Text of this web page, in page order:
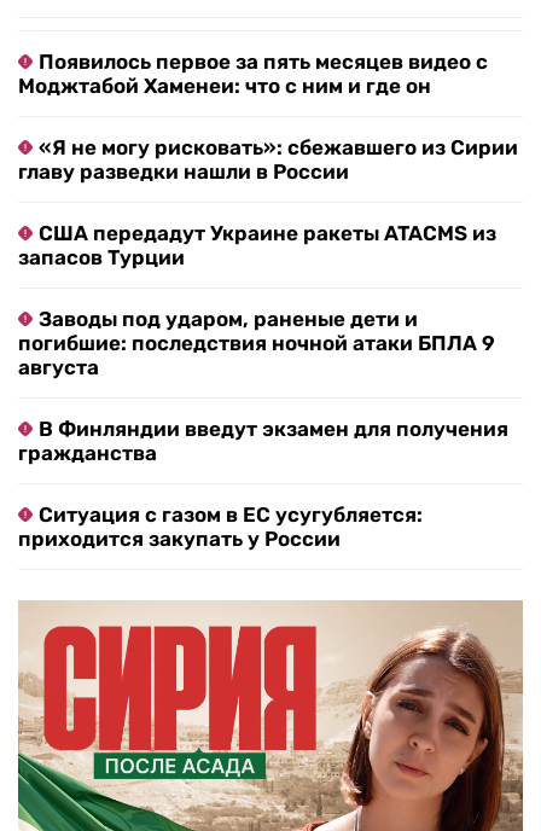
Появилось первое за пять месяцев видео с
Моджтабой Хаменеи: что с ним и где он
«Я не могу рисковать»: сбежавшего из Сирии
главу разведки нашли в России
США передадут Украине ракеты ATACMS из
запасов Турции
Заводы под ударом, раненые дети и
погибшие: последствия ночной атаки БПЛА 9
августа
В Финляндии введут экзамен для получения
гражданства
Ситуация с газом в ЕС усугубляется:
приходится закупать у России